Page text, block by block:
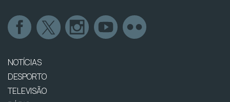
NOTÍCIAS
DESPORTO
TELEVISÃO